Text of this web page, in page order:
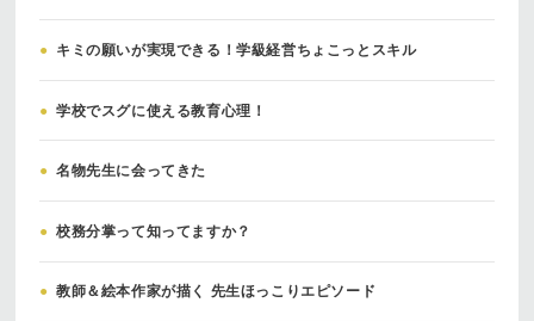
● キミの願いが実現できる！学級経営ちょこっとスキル
● 学校でスグに使える教育心理！
● 名物先生に会ってきた
● 校務分掌って知ってますか？
● 教師＆絵本作家が描く 先生ほっこりエピソード